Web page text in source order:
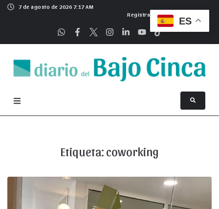
7 de agosto de 2026 7:17 AM
Registrarse
Etiqueta: coworking
ES